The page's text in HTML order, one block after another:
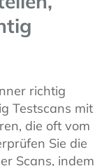
richtig
Testscans mit
die oft vom
Sie die
Scans, indem